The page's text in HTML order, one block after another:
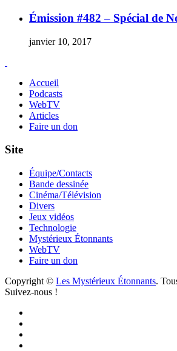
Émission #482 – Spécial de
janvier 10, 2017
Accueil
Podcasts
WebTV
Articles
Faire un don
Site
Équipe/Contacts
Bande dessinée
Cinéma/Télévision
Divers
Jeux vidéos
Technologie
Mystérieux Étonnants
WebTV
Faire un don
Copyright © Les Mystérieux Étonnants.
Suivez-nous !